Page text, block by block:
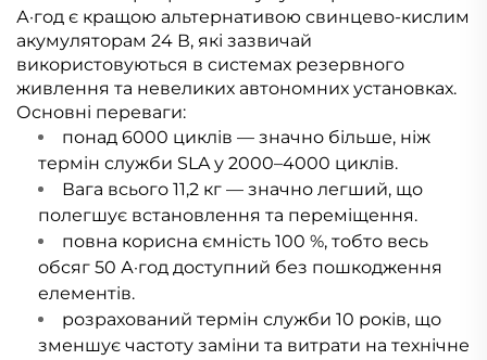
А·год є кращою альтернативою свинцево-кислим
акумуляторам 24 В, які зазвичай
використовуються в системах резервного
живлення та невеликих автономних установках.
Основні переваги:
понад 6000 циклів — значно більше, ніж
термін служби SLA у 2000–4000 циклів.
Вага всього 11,2 кг — значно легший, що
полегшує встановлення та переміщення.
повна корисна ємність 100 %, тобто весь
обсяг 50 А·год доступний без пошкодження
елементів.
розрахований термін служби 10 років, що
зменшує частоту заміни та витрати на технічне